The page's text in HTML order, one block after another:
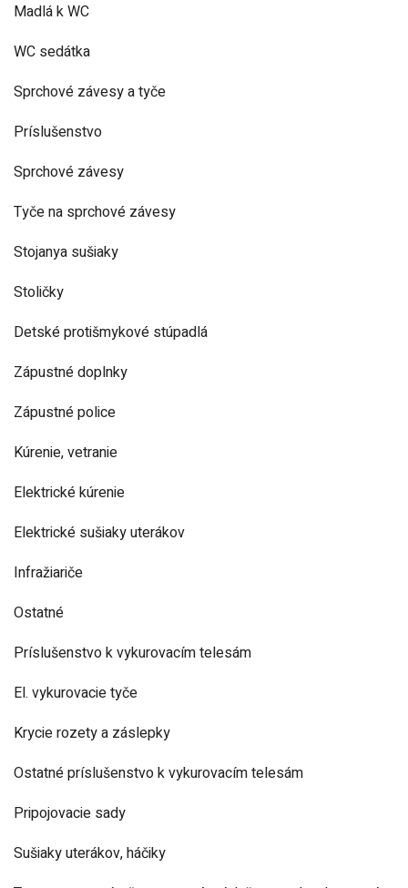
Madlá k WC
WC sedátka
Sprchové závesy a tyče
Príslušenstvo
Sprchové závesy
Tyče na sprchové závesy
Stojanya sušiaky
Stoličky
Detské protišmykové stúpadlá
Zápustné doplnky
Zápustné police
Kúrenie, vetranie
Elektrické kúrenie
Elektrické sušiaky uterákov
Infražiariče
Ostatné
Príslušenstvo k vykurovacím telesám
El. vykurovacie tyče
Krycie rozety a záslepky
Ostatné príslušenstvo k vykurovacím telesám
Pripojovacie sady
Sušiaky uterákov, háčiky